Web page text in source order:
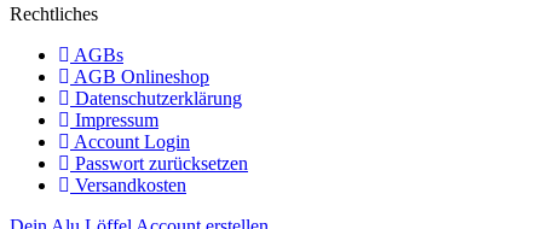
Rechtliches
AGBs
AGB Onlineshop
Datenschutzerklärung
Impressum
Account Login
Passwort zurücksetzen
Versandkosten